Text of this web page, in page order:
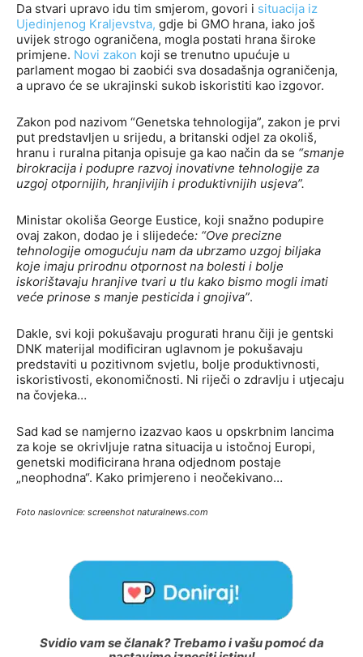
Da stvari upravo idu tim smjerom, govori i situacija iz
Ujedinjenog Kraljevstva, gdje bi GMO hrana, iako još
uvijek strogo ograničena, mogla postati hrana široke
primjene. Novi zakon koji se trenutno upućuje u
parlament mogao bi zaobići sva dosadašnja ograničenja,
a upravo će se ukrajinski sukob iskoristiti kao izgovor.
Zakon pod nazivom “Genetska tehnologija”, zakon je prvi
put predstavljen u srijedu, a britanski odjel za okoliš,
hranu i ruralna pitanja opisuje ga kao način da se “smanje
birokracija i podupre razvoj inovativne tehnologije za
uzgoj otpornijih, hranjivijih i produktivnijih usjeva”.
Ministar okoliša George Eustice, koji snažno podupire
ovaj zakon, dodao je i slijedeće: “Ove precizne
tehnologije omogućuju nam da ubrzamo uzgoj biljaka
koje imaju prirodnu otpornost na bolesti i bolje
iskorištavaju hranjive tvari u tlu kako bismo mogli imati
veće prinose s manje pesticida i gnojiva”.
Dakle, svi koji pokušavaju progurati hranu čiji je gentski
DNK materijal modificiran uglavnom je pokušavaju
predstaviti u pozitivnom svjetlu, bolje produktivnosti,
iskoristivosti, ekonomičnosti. Ni riječi o zdravlju i utjecaju
na čovjeka…
Sad kad se namjerno izazvao kaos u opskrbnim lancima
za koje se okrivljuje ratna situacija u istočnoj Europi,
genetski modificirana hrana odjednom postaje
„neophodna“. Kako primjereno i neočekivano…
Foto naslovnice: screenshot naturalnews.com
Svidio vam se članak? Trebamo i vašu pomoć da